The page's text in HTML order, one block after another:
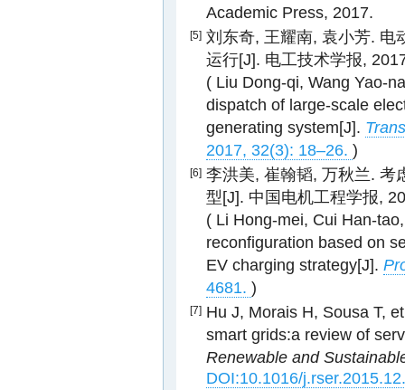
Academic Press, 2017.
[5] 刘东奇, 王耀南, 袁小芳. 电
运行[J]. 电工技术学报,
( Liu Dong-qi, Wang Yao-
dispatch of large-scale
generating system[J].
2017, 32(3): 18–26. )
[6] 李洪美, 崔翰韬, 万秋兰. 考
型[J]. 中国电机工程学报,
( Li Hong-mei, Cui Han-
reconfiguration based on
EV charging strategy[J].
4681. )
[7] Hu J, Morais H, Sousa T,
smart grids:a review of
Renewable and
DOI:10.1016/